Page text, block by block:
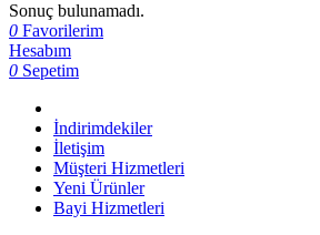
Sonuç bulunamadı.
0 Favorilerim
Hesabım
0 Sepetim
İndirimdekiler
İletişim
Müşteri Hizmetleri
Yeni Ürünler
Bayi Hizmetleri